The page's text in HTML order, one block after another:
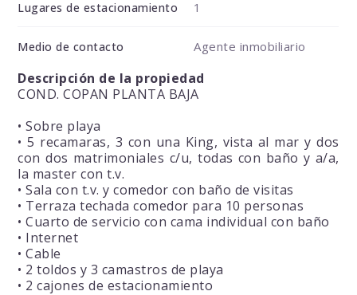
Lugares de estacionamiento 1
Medio de contacto Agente inmobiliario
Descripción de la propiedad
COND. COPAN PLANTA BAJA
• Sobre playa
• 5 recamaras, 3 con una King, vista al mar y dos
con dos matrimoniales c/u, todas con baño y a/a,
la master con t.v.
• Sala con t.v. y comedor con baño de visitas
• Terraza techada comedor para 10 personas
• Cuarto de servicio con cama individual con baño
• Internet
• Cable
• 2 toldos y 3 camastros de playa
• 2 cajones de estacionamiento